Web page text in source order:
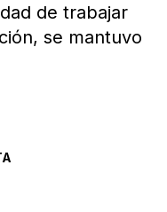
de trabajar
se mantuvo